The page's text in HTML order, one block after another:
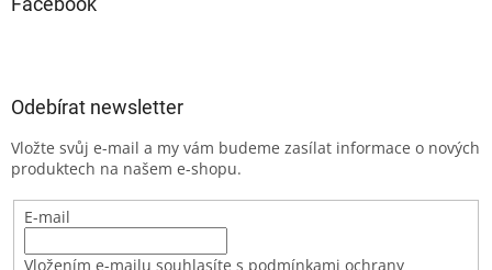
Odebírat newsletter
Vložte svůj e-mail a my vám budeme zasílat informace o nových
produktech na našem e-shopu.
E-mail
Vložením e-mailu souhlasíte s podmínkami ochrany